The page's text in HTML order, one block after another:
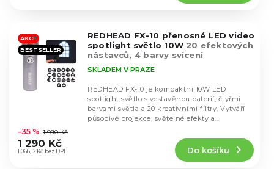
hvězdiček.
AKCE
BESTSELLER
REDHEAD FX-10 přenosné LED video
spotlight světlo 10W 20 efektových
nástavců, 4 barvy svícení
hodnocení
produktu
je
SKLADEM V PRAZE
1 066,12 Kč bez DPH
–35 % 1 990 Kč
1 290 Kč
Do košíku
REDHEAD FX-10 je kompaktní 10W LED
spotlight světlo s vestavěnou baterií, čtyřmi
barvami světla a 20 kreativními filtry. Vytváří
působivé projekce, světelné efekty a...